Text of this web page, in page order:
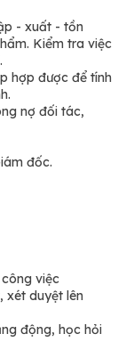
- xuất - tồn
Kiểm tra việc
hợp được để tính
nợ đối tác,
đốc.
việc
xét duyệt lên
động, học hỏi